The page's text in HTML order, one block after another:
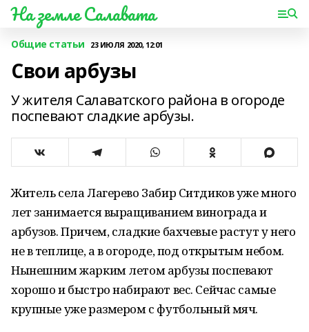
На земле Салавата
Общие статьи 23 ИЮЛЯ 2020, 12:01
Свои арбузы
У жителя Салаватского района в огороде
поспевают сладкие арбузы.
Житель села Лагерево Забир Ситдиков уже много
лет занимается выращиванием винограда и
арбузов. Причем, сладкие бахчевые растут у него
не в теплице, а в огороде, под открытым небом.
Нынешним жарким летом арбузы поспевают
хорошо и быстро набирают вес. Сейчас самые
крупные уже размером с футбольный мяч.